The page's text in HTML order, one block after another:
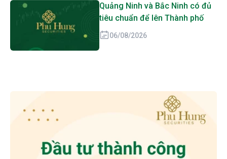
Quảng Ninh và Bắc Ninh có đủ
tiêu chuẩn để lên Thành phố
06/08/2026